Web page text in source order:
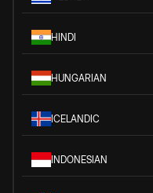
HINDI
HUNGARIAN
ICELANDIC
INDONESIAN